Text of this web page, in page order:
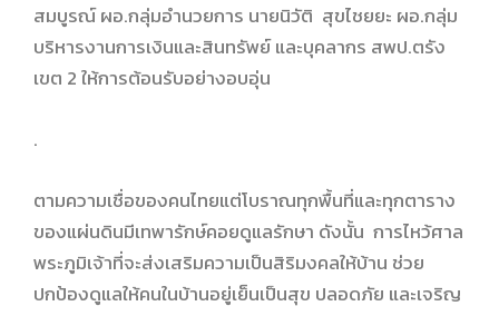
สมบูรณ์ ผอ.กลุ่มอำนวยการ นายนิวัติ สุขไชยยะ ผอ.กลุ่ม
บริหารงานการเงินและสินทรัพย์ และบุคลากร สพป.ตรัง
เขต 2 ให้การต้อนรับอย่างอบอุ่น
.
ตามความเชื่อของคนไทยแต่โบราณทุกพื้นที่และทุกตาราง
ของแผ่นดินมีเทพารักษ์คอยดูแลรักษา ดังนั้น การไหว้ศาล
พระภูมิเจ้าที่จะส่งเสริมความเป็นสิริมงคลให้บ้าน ช่วย
ปกป้องดูแลให้คนในบ้านอยู่เย็นเป็นสุข ปลอดภัย และเจริญ